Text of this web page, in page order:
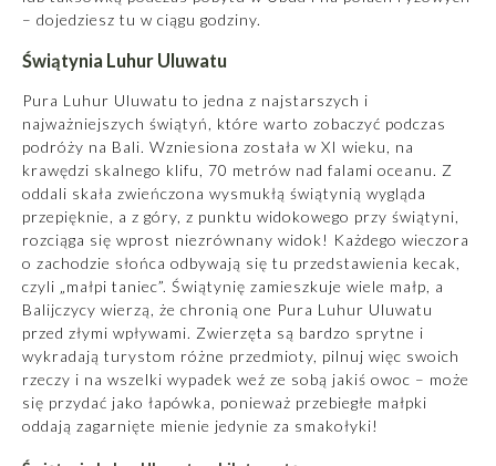
– dojedziesz tu w ciągu godziny.
Świątynia Luhur Uluwatu
Pura Luhur Uluwatu to jedna z najstarszych i
najważniejszych świątyń, które warto zobaczyć podczas
podróży na Bali. Wzniesiona została w XI wieku, na
krawędzi skalnego klifu, 70 metrów nad falami oceanu. Z
oddali skała zwieńczona wysmukłą świątynią wygląda
przepięknie, a z góry, z punktu widokowego przy świątyni,
rozciąga się wprost niezrównany widok! Każdego wieczora
o zachodzie słońca odbywają się tu przedstawienia kecak,
czyli „małpi taniec”. Świątynię zamieszkuje wiele małp, a
Balijczycy wierzą, że chronią one Pura Luhur Uluwatu
przed złymi wpływami. Zwierzęta są bardzo sprytne i
wykradają turystom różne przedmioty, pilnuj więc swoich
rzeczy i na wszelki wypadek weź ze sobą jakiś owoc – może
się przydać jako łapówka, ponieważ przebiegłe małpki
oddają zagarnięte mienie jedynie za smakołyki!